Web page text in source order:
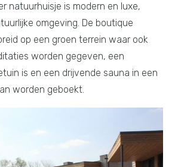
natuurhuisje is modern en luxe,
omgeving. De boutique
op een groen terrein waar ook
worden gegeven, een
is en een drijvende sauna in een
worden geboekt.